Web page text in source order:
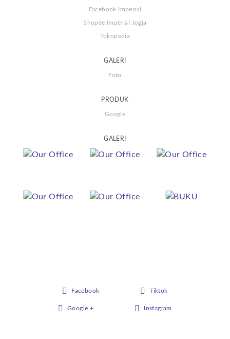
Facebook Imperial
Shopee Imperial Jogja
Tokopedia
GALERI
Foto
PRODUK
Google
GALERI
Facebook Tiktok
Google + Instagram